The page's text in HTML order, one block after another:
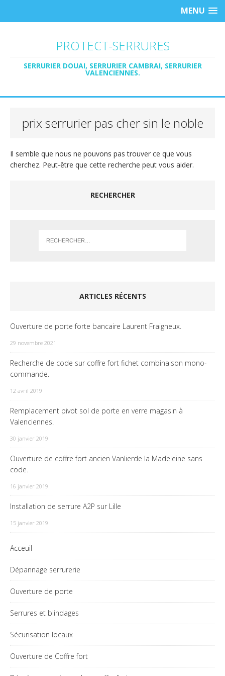
MENU
PROTECT-SERRURES
SERRURIER DOUAI, SERRURIER CAMBRAI, SERRURIER
VALENCIENNES.
prix serrurier pas cher sin le noble
Il semble que nous ne pouvons pas trouver ce que vous
cherchez. Peut-être que cette recherche peut vous aider.
RECHERCHER
ARTICLES RÉCENTS
Ouverture de porte forte bancaire Laurent Fraigneux.
29 novembre 2021
Recherche de code sur coffre fort fichet combinaison mono-
commande.
12 avril 2019
Remplacement pivot sol de porte en verre magasin à
Valenciennes.
30 janvier 2019
Ouverture de coffre fort ancien Vanlierde la Madeleine sans
code.
16 janvier 2019
Installation de serrure A2P sur Lille
15 janvier 2019
Acceuil
Dépannage serrurerie
Ouverture de porte
Serrures et blindages
Sécurisation locaux
Ouverture de Coffre fort